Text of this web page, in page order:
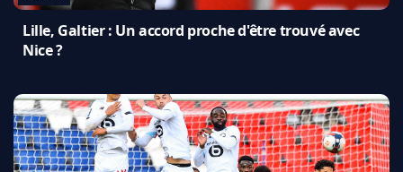
Lille, Galtier : Un accord proche d'être trouvé avec
Nice ?